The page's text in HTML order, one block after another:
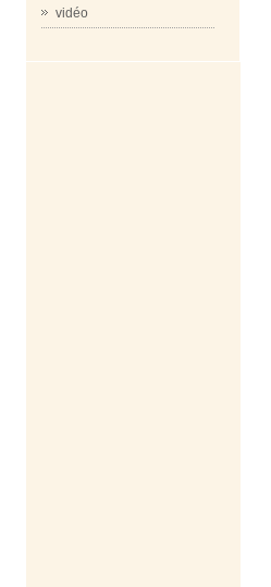
vidéo